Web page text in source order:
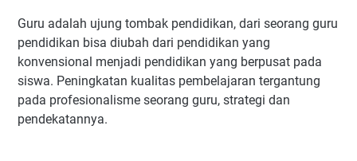
Guru adalah ujung tombak pendidikan, dari seorang guru
pendidikan bisa diubah dari pendidikan yang
konvensional menjadi pendidikan yang berpusat pada
siswa. Peningkatan kualitas pembelajaran tergantung
pada profesionalisme seorang guru, strategi dan
pendekatannya.